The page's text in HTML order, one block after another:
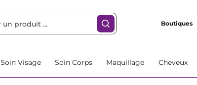
Boutiques
Soin Visage Soin Corps Maquillage Cheveux